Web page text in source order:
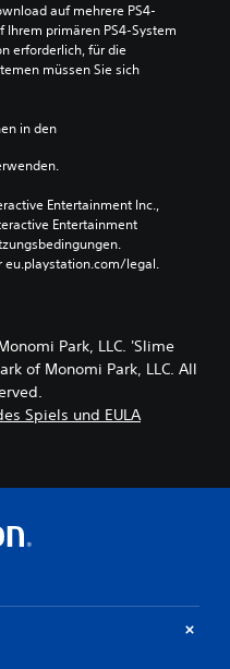
auf mehrere PS4-
Ihrem primären PS4-System
erforderlich, für die
müssen Sie sich
in den
Entertainment Inc.,
Entertainment
eu.playstation.com/legal.
Park, LLC. 'Slime
of Monomi Park, LLC. All
Spiels und EULA